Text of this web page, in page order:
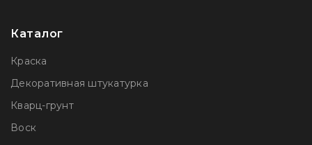
Каталог
Краска
Декоративная штукатурка
Кварц-грунт
Воск